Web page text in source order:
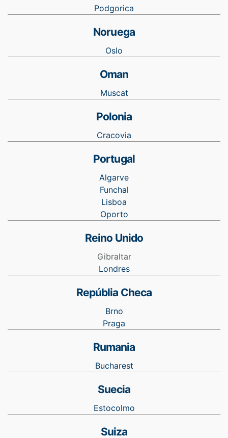
Podgorica
Noruega
Oslo
Oman
Muscat
Polonia
Cracovia
Portugal
Algarve
Funchal
Lisboa
Oporto
Reino Unido
Gibraltar
Londres
Repúblia Checa
Brno
Praga
Rumania
Bucharest
Suecia
Estocolmo
Suiza